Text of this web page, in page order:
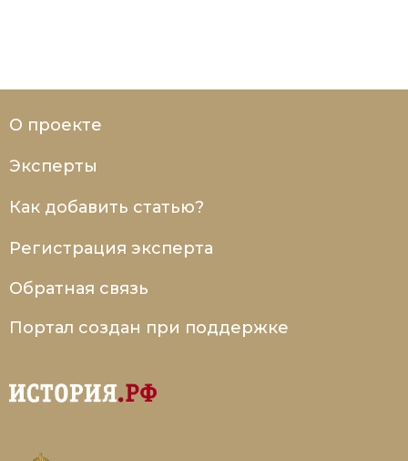
О проекте
Эксперты
Как добавить статью?
Регистрация эксперта
Обратная связь
Портал создан при поддержке